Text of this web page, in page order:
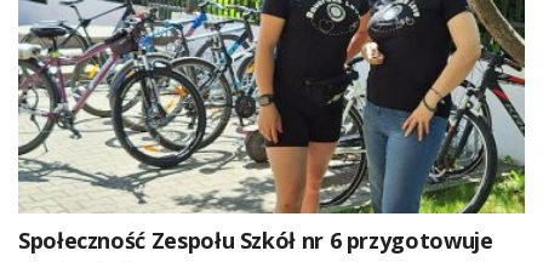
Społeczność Zespołu Szkół nr 6 przygotowuje